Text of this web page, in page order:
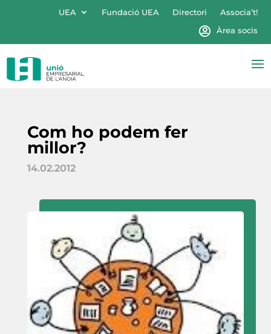
UEA Fundació UEA Directori
Associa’t!
Àrea socis
Com ho podem fer
millor?
14.02.2012